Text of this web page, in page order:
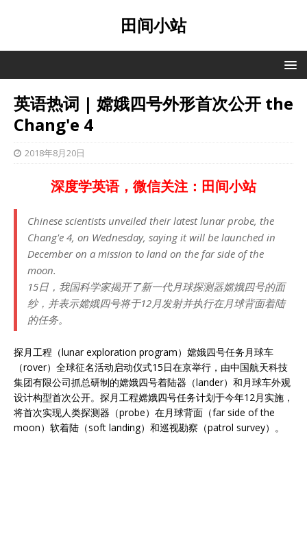
田间小站
英语热词 | 嫦娥四号外形首次公开 the
Chang'e 4
2018年8月20日
深度学英语，微信关注：田间小站
Chinese scientists unveiled their latest lunar probe, the
Chang'e 4, on Wednesday, saying it will be launched in
December on a mission to land on the far side of the
moon.
15日，我国科学家揭开了新一代月球探测器嫦娥四号的面
纱，并表示嫦娥四号将于12月发射并执行在月球背面着陆
的任务。
探月工程（lunar exploration program）嫦娥四号任务月球车
（rover）全球征名活动启动仪式15日在京举行，由中国航天科技
集团有限公司抓总研制的嫦娥四号着陆器（lander）和月球车外观
设计构型首次公开。探月工程嫦娥四号任务计划于今年12月实施，
将首次实现人类探测器（probe）在月球背面（far side of the
moon）软着陆（soft landing）和巡视勘察（patrol survey）。